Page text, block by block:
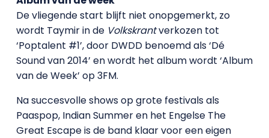
De vliegende start blijft niet onopgemerkt, zo
wordt Taymir in de Volkskrantverkozen tot
‘Poptalent #1’, door DWDD benoemd als ‘Dé
Sound van 2014’ en wordt het album wordt ‘Album
van de Week’ op 3FM.
Na succesvolle shows op grote festivals als
Paaspop, Indian Summer en het Engelse The
Great Escape is de band klaar voor een eigen